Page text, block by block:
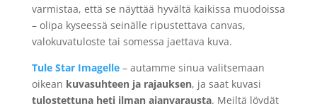
varmistaa, että se näyttää hyvältä kaikissa muodoissa
– olipa kyseessä seinälle ripustettava canvas,
valokuvatuloste tai somessa jaettava kuva.
Tule Star Imagelle– autamme sinua valitsemaan
oikean kuvasuhteen ja rajauksen, ja saat kuvasi
tulostettuna heti ilman ajanvarausta. Meiltä löydät